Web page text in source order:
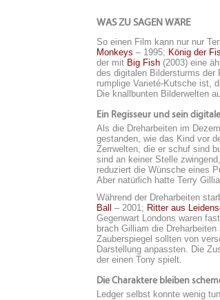
WAS ZU SAGEN WÄRE
So einen Film kann nur nur
Monkeys – 1995; König der
der mit Big Fish (2003) eine
des digitalen Bildersturms der
rumplige Varieté-Kutsche ist,
Die knallbunten Bilderwelten
Ein Regisseur und sein
Als die Dreharbeiten im
gestanden, wie das Kind vor
Zerrwelten, die er schuf sind
sind an keiner Stelle
reduziert die Wünsche eines
Aber natürlich hatte Terry
Während der Dreharbeiten
Ball – 2001; Ritter aus
Gegenwart Londons waren
brach Gilliam die
Zauberspiegel sollten von
Darstellung anpassten. Die
der einen Tony spielt.
Die Charaktere bleiben
Ledger selbst konnte wenig